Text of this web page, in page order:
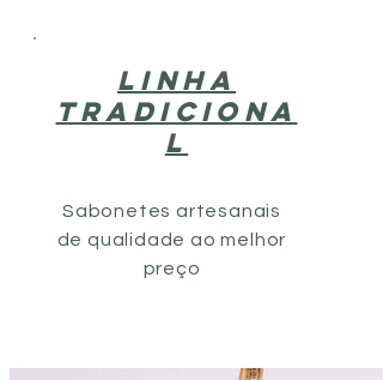
LINHA
Tradiciona
l
Sabonetes artesanais
de qualidade ao melhor
preço